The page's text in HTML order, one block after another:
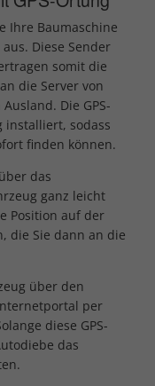
Ihre Baumaschine
Diese Sender
somit die
die Server von
Die GPS-
installiert, sodass
finden können.
das
ganz leicht
Position auf der
die Sie dann an die
über den
per
diese GPS-
das